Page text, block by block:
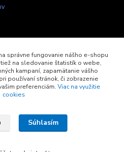
správne fungovanie nášho e-shopu
na sledovanie štatistík o webe,
kampaní, zapamätanie vášho
používaní stránok, či zobrazenie
preferenciám. Viac na využitie
cookies
Súhlasím